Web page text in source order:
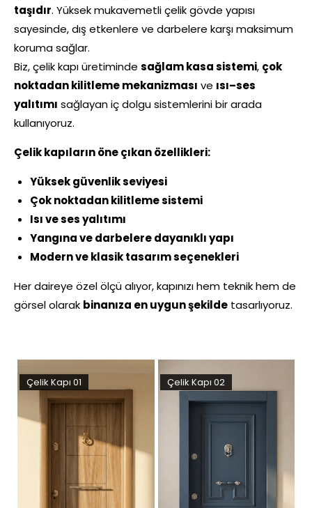
taşıdır. Yüksek mukavemetli çelik gövde yapısı
sayesinde, dış etkenlere ve darbelere karşı maksimum
koruma sağlar.
Biz, çelik kapı üretiminde sağlam kasa sistemi, çok
noktadan kilitleme mekanizması ve ısı–ses
yalıtımı sağlayan iç dolgu sistemlerini bir arada
kullanıyoruz.
Çelik kapıların öne çıkan özellikleri:
Yüksek güvenlik seviyesi
Çok noktadan kilitleme sistemi
Isı ve ses yalıtımı
Yangına ve darbelere dayanıklı yapı
Modern ve klasik tasarım seçenekleri
Her daireye özel ölçü alıyor, kapınızı hem teknik hem de
görsel olarak binanıza en uygun şekilde tasarlıyoruz.
Çelik Kapı 02 Çelik Kapı 03